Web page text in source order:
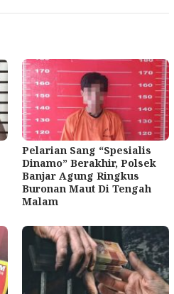
Pelarian Sang “Spesialis
Dinamo” Berakhir, Polsek
Banjar Agung Ringkus
Buronan Maut Di Tengah
Malam